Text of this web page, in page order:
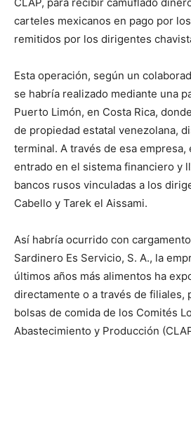
carteles mexicanos en pago por
remitidos por los dirigentes
Esta operación, según un
se habría realizado mediante una
Puerto Limón, en Costa Rica,
de propiedad estatal venezolana,
terminal. A través de esa empresa,
entrado en el sistema financiero y
bancos rusos vinculadas a los
Cabello y Tarek el Aissami.
Así habría ocurrido con
Sardinero Es Servicio, S. A., la
últimos años más alimentos ha
directamente o a través de filiales,
bolsas de comida de los Comités
Abastecimiento y Producción